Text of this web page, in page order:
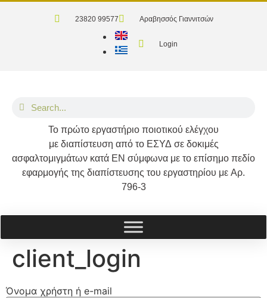
23820 99577 Αραβησσός Γιαννιτσών
Login
Το πρώτο εργαστήριο ποιοτικού ελέγχου
με διαπίστευση από το ΕΣΥΔ σε δοκιμές
ασφαλτομιγμάτων κατά ΕΝ σύμφωνα με το επίσημο πεδίο
εφαρμογής της διαπίστευσης του εργαστηρίου με Αρ.
796-3
client_login
Όνομα χρήστη ή e-mail